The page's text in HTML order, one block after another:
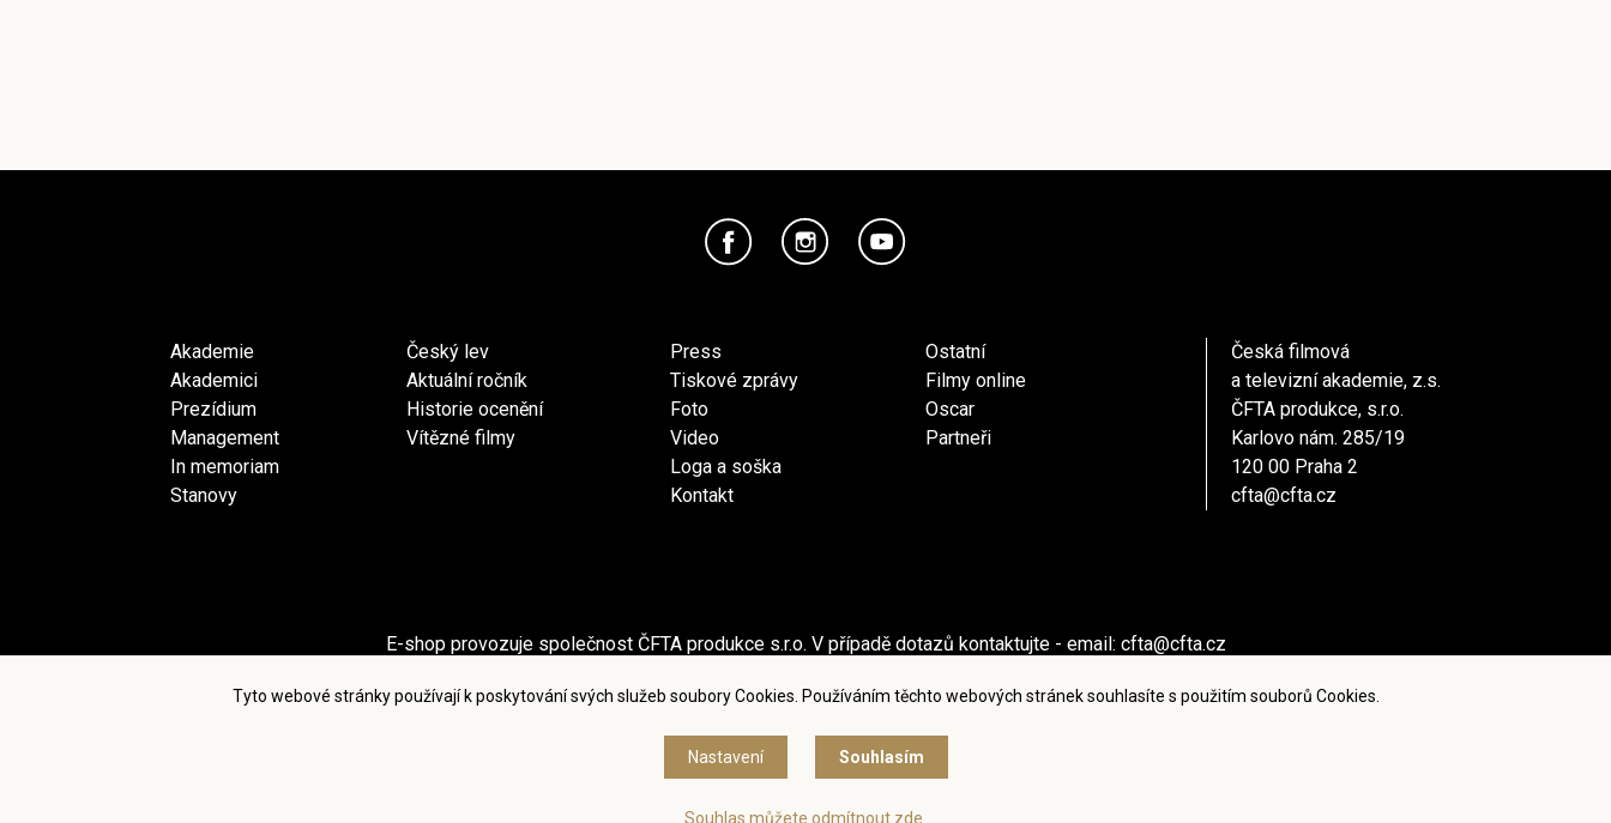
Tyto webové stránky používají k poskytování svých služeb soubory Cookies. Používáním těchto webových stránek souhlasíte s použitím souborů Cookies.
Nastavení Souhlasím
Souhlas můžete odmítnout zde.
Akademie
Akademici
Prezídium
Management
In memoriam
Stanovy
Český lev
Aktuální ročník
Historie ocenění
Vítězné filmy
Press
Tiskové zprávy
Foto
Video
Loga a soška
Kontakt
Ostatní
Filmy online
Oscar
Partneři
Česká filmová
a televizní akademie, z.s.
ČFTA produkce, s.r.o.
Karlovo nám. 285/19
120 00 Praha 2
cfta@cfta.cz
E-shop provozuje společnost ČFTA produkce s.r.o. V případě dotazů kontaktujte - email: cfta@cfta.cz
Podmínky užití a zásady ochrany osobních údajů|Nastavení cookies